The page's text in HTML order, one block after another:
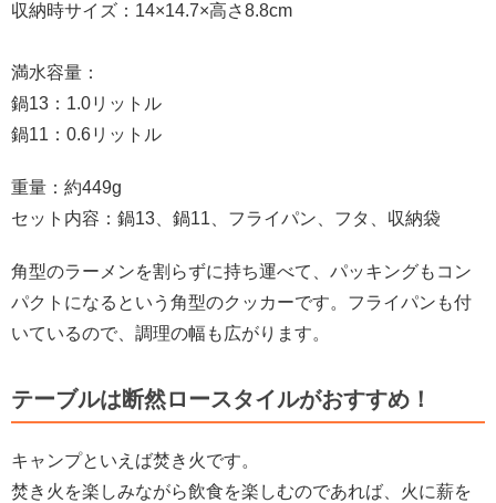
収納時サイズ：14×14.7×高さ8.8cm
満水容量：
鍋13：1.0リットル
鍋11：0.6リットル
重量：約449g
セット内容：鍋13、鍋11、フライパン、フタ、収納袋
角型のラーメンを割らずに持ち運べて、パッキングもコン
パクトになるという角型のクッカーです。フライパンも付
いているので、調理の幅も広がります。
テーブルは断然ロースタイルがおすすめ！
キャンプといえば焚き火です。
焚き火を楽しみながら飲食を楽しむのであれば、火に薪を